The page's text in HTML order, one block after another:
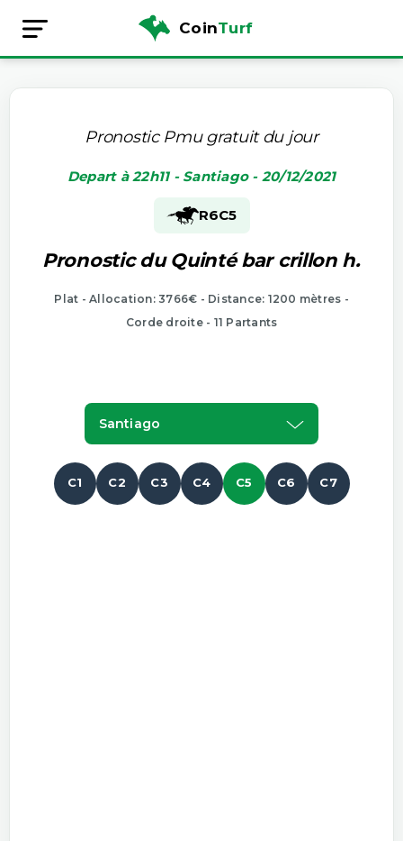
CoinTurf
Pronostic Pmu gratuit du jour
Depart à 22h11 - Santiago - 20/12/2021
R6C5
Pronostic du Quinté bar crillon h.
Plat - Allocation: 3766€ - Distance: 1200 mètres -
Corde droite - 11 Partants
Santiago
C1 C2 C3 C4 C5 C6 C7